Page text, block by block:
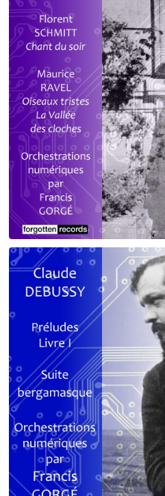
Debussy - Schmitt - Ravel
orchestrations numériques